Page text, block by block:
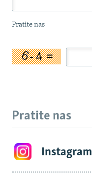
Pratite nas
Pratite nas
Instagram